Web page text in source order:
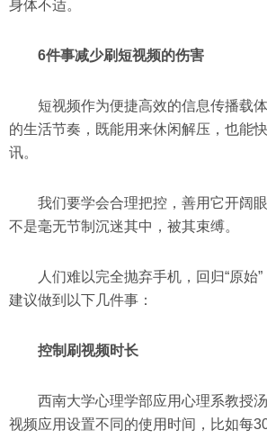
身体不适。
6件事减少刷短视频的伤害
短视频作为便捷高效的信息传播载
的生活节奏，既能用来休闲解压，也能
讯。
我们要学会合理把控，善用它开阔
不是毫无节制沉迷其中，被其束缚。
人们难以完全抛弃手机，回归“原始
建议做到以下几件事：
控制刷视频时长
西南大学心理学部应用心理系教授
视频应用设置不同的使用时间，比如每